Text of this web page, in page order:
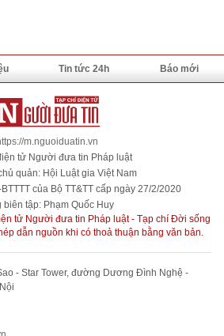
Tin tức 24h Báo mới
m.nguoiduatin.vn
tử Người đưa tin Pháp luật
quản: Hội Luật gia Việt Nam
của Bộ TT&TT cấp ngày 27/2/2020
biên tập: Phạm Quốc Huy
tử Người đưa tin Pháp luật - Tạp chí Đời sống
dẫn nguồn khi có thoả thuận bằng văn bản.
- Star Tower, đường Dương Đình Nghệ -